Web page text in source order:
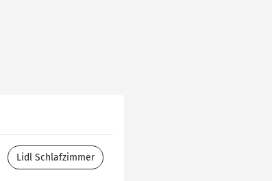
Lidl Schlafzimmer